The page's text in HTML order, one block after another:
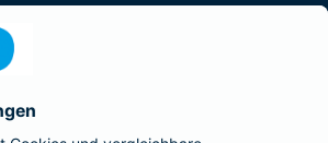
ist Teil der BarmeniaGothaer